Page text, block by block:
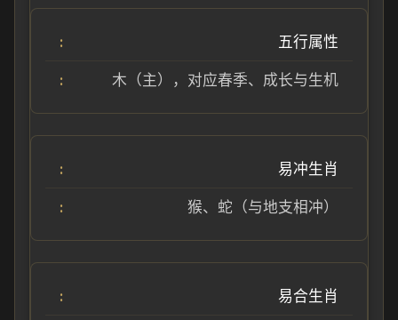
五行属性
木（主），对应春季、成长与生机
易冲生肖
猴、蛇（与地支相冲）
易合生肖